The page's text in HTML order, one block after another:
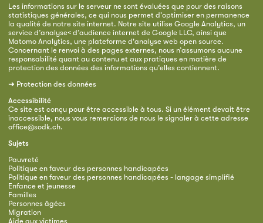
Les informations sur le serveur ne sont évaluées que pour des raisons
statistiques générales, ce qui nous permet d’optimiser en permanence
la qualité de notre site internet. Notre site utilise Google Analytics, un
service d’analyse< d’audience internet de Google LLC, ainsi que
Matomo Analytics, une plateforme d'analyse web open source.
Concernant le renvoi à des pages externes, nous n’assumons aucune
responsabilité quant au contenu et aux pratiques en matière de
protection des données des informations qu’elles contiennent.
➜ Protection des données
Accessibilité
Ce site est conçu pour être accessible à tous. Si un élément devait être
inaccessible, nous vous remercions de nous le signaler à cette adresse
office@sodk.ch.
Sujets
Pauvreté
Politique en faveur des personnes handicapées
Politique en faveur des personnes handicapées - langage simplifié
Enfance et jeunesse
Familles
Personnes âgées
Migration
Aide aux victimes